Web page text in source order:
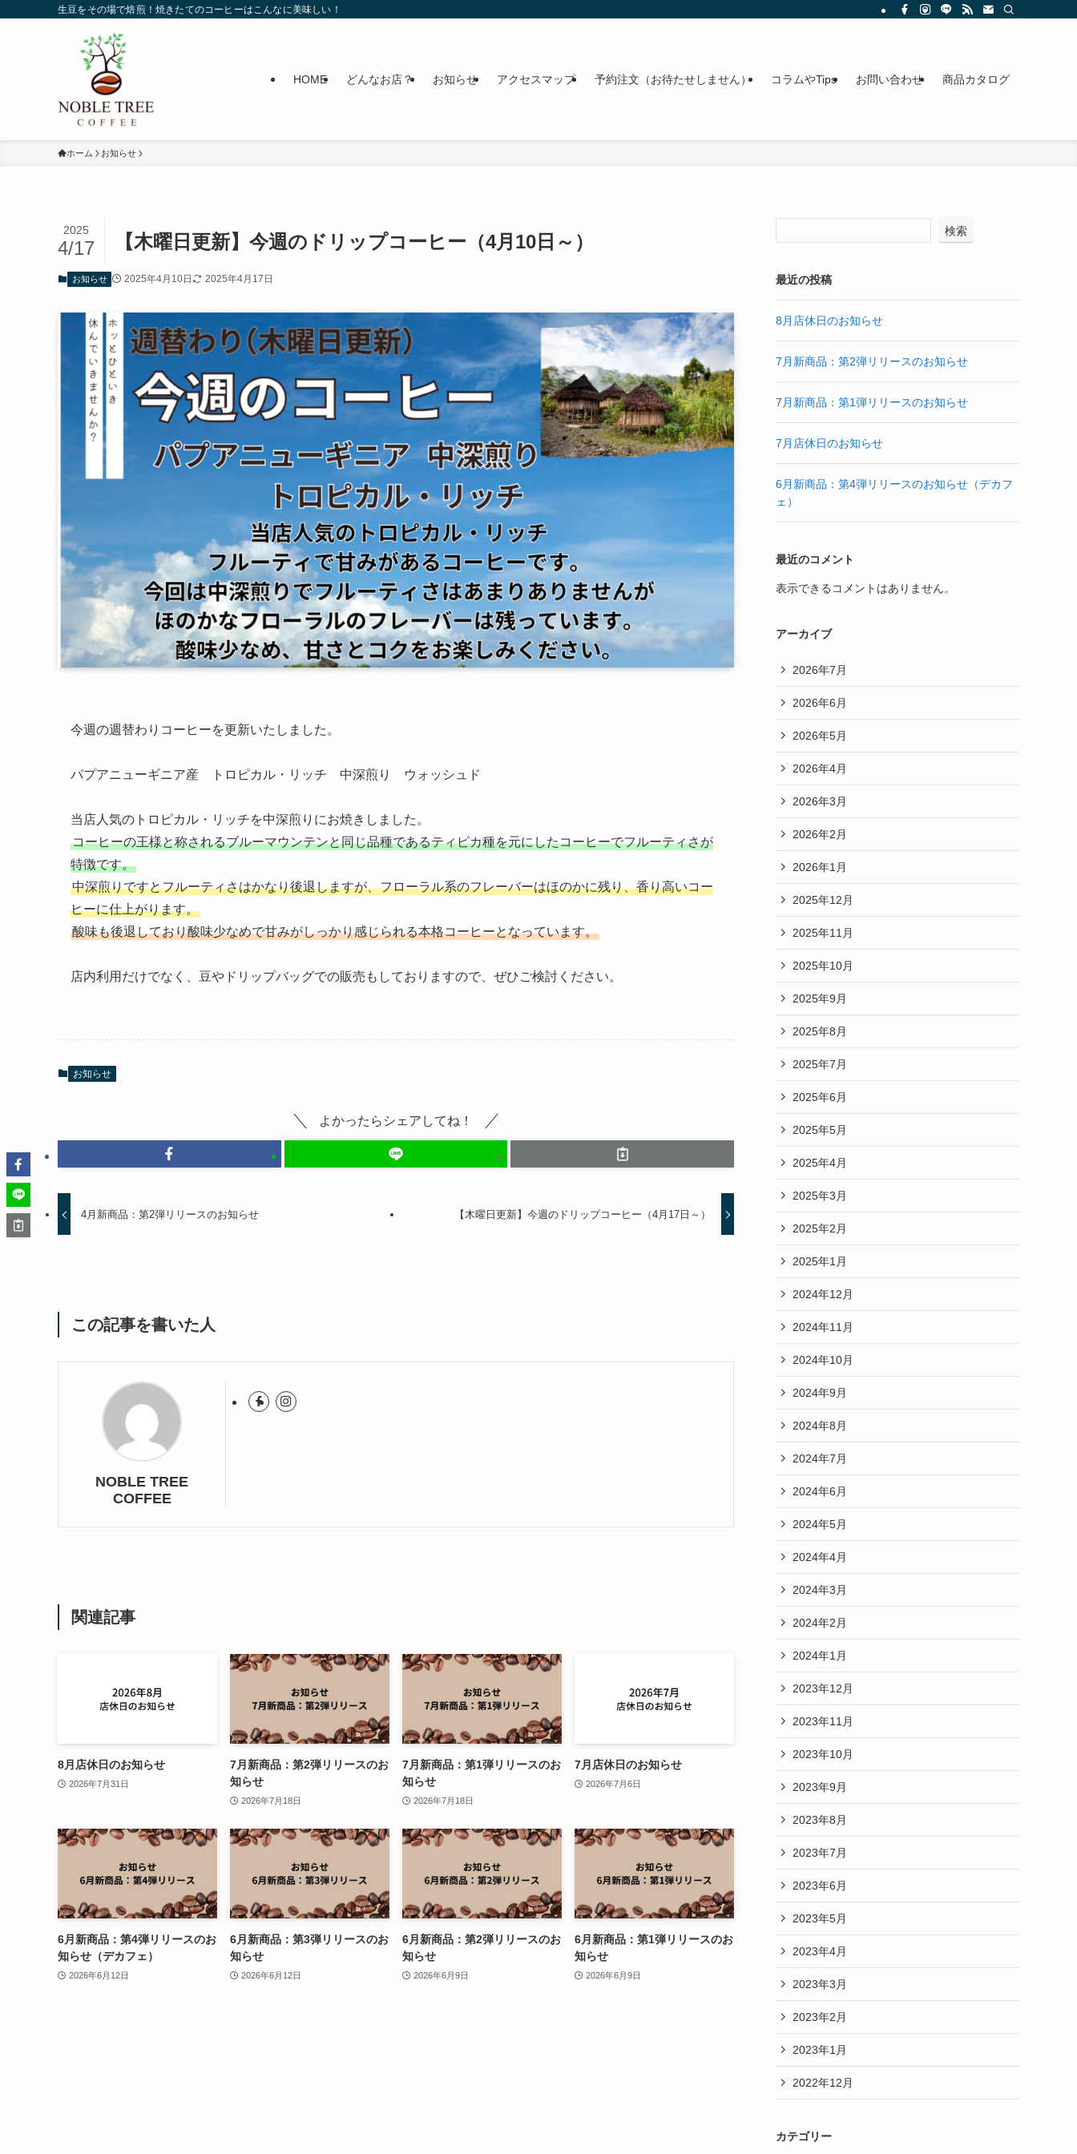
生豆をその場で焙煎！焼きたてのコーヒーはこんなに美味しい！
HOME どんなお店？ お知らせ アクセスマップ 予約注文（お待たせしません） コラムやTips お問い合わせ 商品カタログ
ホーム お知らせ
【木曜日更新】今週のドリップコーヒー（4月10日～）
2025
4/17
お知らせ 2025年4月10日 2025年4月17日
今週の週替わりコーヒーを更新いたしました。
パプアニューギニア産 トロピカル・リッチ 中深煎り ウォッシュド
当店人気のトロピカル・リッチを中深煎りにお焼きしました。
コーヒーの王様と称されるブルーマウンテンと同じ品種であるティピカ種を元にしたコーヒーでフルーティさが
特徴です。
中深煎りですとフルーティさはかなり後退しますが、フローラル系のフレーバーはほのかに残り、香り高いコー
ヒーに仕上がります。
酸味も後退しており酸味少なめで甘みがしっかり感じられる本格コーヒーとなっています。
店内利用だけでなく、豆やドリップバッグでの販売もしておりますので、ぜひご検討ください。
お知らせ
よかったらシェアしてね！
4月新商品：第2弾リリースのお知らせ 【木曜日更新】今週のドリップコーヒー（4月17日～）
この記事を書いた人
NOBLE TREE
COFFEE
関連記事
8月店休日のお知らせ
2026年7月31日
7月新商品：第2弾リリースのお
知らせ
2026年7月18日
7月新商品：第1弾リリースのお
知らせ
2026年7月18日
7月店休日のお知らせ
2026年7月6日
6月新商品：第4弾リリースのお
知らせ（デカフェ）
2026年6月12日
6月新商品：第3弾リリースのお
知らせ
2026年6月12日
6月新商品：第2弾リリースのお
知らせ
2026年6月9日
6月新商品：第1弾リリースのお
知らせ
2026年6月9日
検索
最近の投稿
8月店休日のお知らせ
7月新商品：第2弾リリースのお知らせ
7月新商品：第1弾リリースのお知らせ
7月店休日のお知らせ
6月新商品：第4弾リリースのお知らせ（デカフ
ェ）
最近のコメント
表示できるコメントはありません。
アーカイブ
2026年7月
2026年6月
2026年5月
2026年4月
2026年3月
2026年2月
2026年1月
2025年12月
2025年11月
2025年10月
2025年9月
2025年8月
2025年7月
2025年6月
2025年5月
2025年4月
2025年3月
2025年2月
2025年1月
2024年12月
2024年11月
2024年10月
2024年9月
2024年8月
2024年7月
2024年6月
2024年5月
2024年4月
2024年3月
2024年2月
2024年1月
2023年12月
2023年11月
2023年10月
2023年9月
2023年8月
2023年7月
2023年6月
2023年5月
2023年4月
2023年3月
2023年2月
2023年1月
2022年12月
カテゴリー